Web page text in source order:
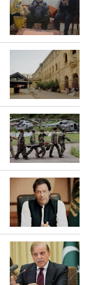
March 16, 2026